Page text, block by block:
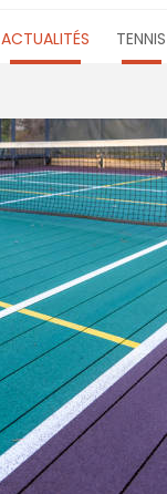
ACTUALITÉS TENNIS